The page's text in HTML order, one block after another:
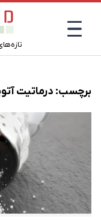
برچسب: درماتیت